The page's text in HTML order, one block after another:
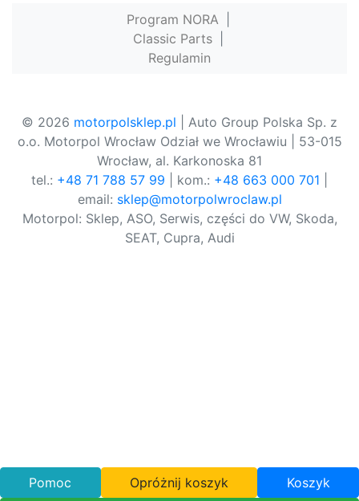
Program NORA
Classic Parts
Regulamin
© 2026 motorpolsklep.pl | Auto Group Polska Sp. z
o.o. Motorpol Wrocław Odział we Wrocławiu | 53-015
Wrocław, al. Karkonoska 81
tel.: +48 71 788 57 99 | kom.: +48 663 000 701
email: sklep@motorpolwroclaw.pl
Motorpol: Sklep, ASO, Serwis, części do VW, Skoda,
SEAT, Cupra, Audi
Pomoc Opróżnij koszyk Koszyk